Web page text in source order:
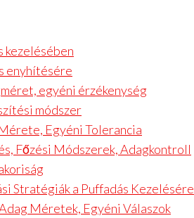
kezelésében
enyhítésére
egyéni érzékenység
módszer
Egyéni Tolerancia
Főzési Módszerek, Adagkontroll
Stratégiák a Puffadás Kezelésére
Méretek, Egyéni Válaszok